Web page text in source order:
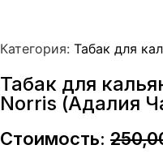
Категория: Табак для
Табак для
Norris (Адалия
Стоимость: